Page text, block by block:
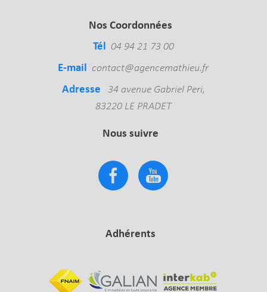
Nos Coordonnées
Tél
04 94 21 73 00
E-mail
contact@agencemathieu.fr
Adresse
34 avenue Gabriel Peri,
83220 LE PRADET
Nous suivre
Adhérents